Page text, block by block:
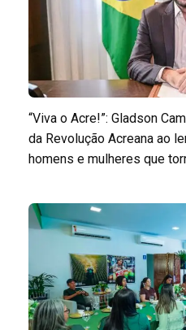
“Viva o Acre!”: Gladson
da Revolução Acreana ao
homens e mulheres que